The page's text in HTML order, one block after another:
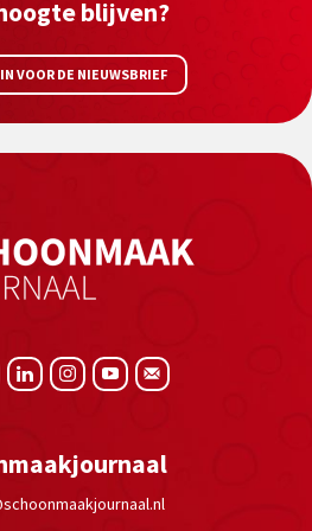
blijven?
VOOR DE NIEUWSBRIEF